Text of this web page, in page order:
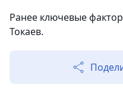
Ранее ключевые
Токаев.